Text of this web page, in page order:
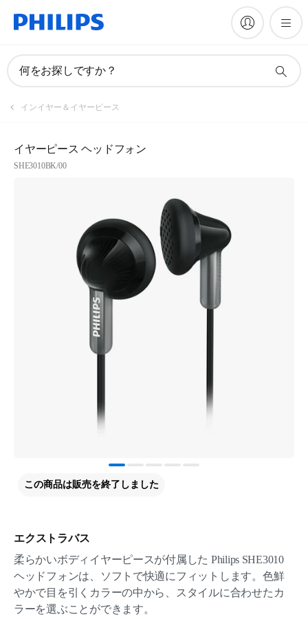
何をお探しですか？
インイヤー＆イヤーピース
イヤーピース ヘッドフォン
SHE3010BK/00
エクストラバス
柔らかいボディイヤーピースが付属した Philips SHE3010
ヘッドフォンは、ソフトで快適にフィットします。色鮮
やかで目を引くカラーの中から、スタイルに合わせたカ
ラーを選ぶことができます。
この商品は販売を終了しました